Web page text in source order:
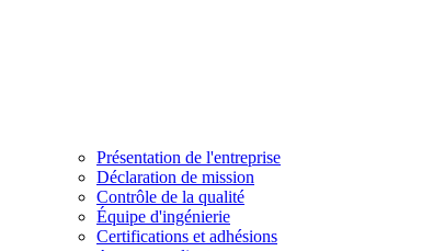
Présentation de l'entreprise
Déclaration de mission
Contrôle de la qualité
Équipe d'ingénierie
Certifications et adhésions